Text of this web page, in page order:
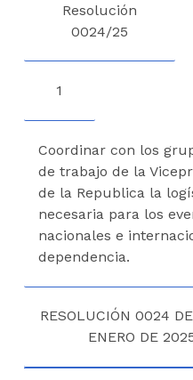
Resolución
0024/25
1
Coordinar con los
de trabajo de la
de la Republica la
necesaria para los
nacionales e
dependencia.
RESOLUCIÓN 0024
ENERO DE